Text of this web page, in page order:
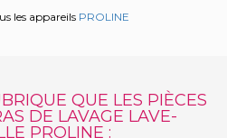
les appareils PROLINE
QUE LES PIÈCES
DE LAVAGE LAVE-
PROLINE :